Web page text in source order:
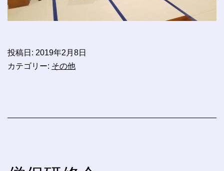
投稿日: 2019年2月8日
カテゴリー: その他